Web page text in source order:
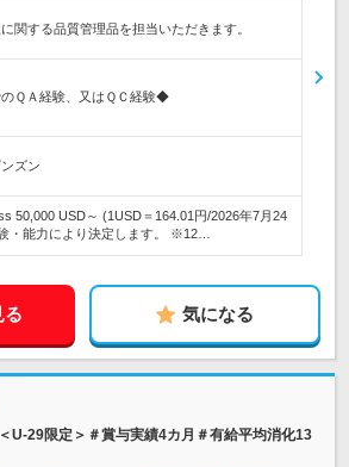
関する品質管理品を担当いただきます。
ＱＡ経験、又はＱＣ経験◆
ズン
50,000 USD～ (1USD＝164.01円/2026年7月24
・能力により決定します。 ※12…
る 気になる
U-29限定＞＃賞与実績4カ月＃有給平均消化13